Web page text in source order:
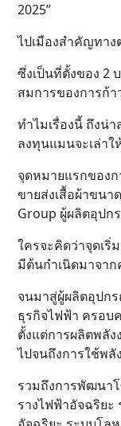
2025”
ไปเมืองสำคัญทาง
ซึ่งเป็นที่ตั้งของ 2
สมการของการก้
ทำไมเรื่องนี้ ถึงน่า
ลงทุนแมนจะเล่าใ
จุดหมายแรกของก
ขายส่งเสื้อผ้าขน
Group ผู้ผลิตอุป
ใครจะคิดว่าจุดเริ่
มีต้นกำเนิดมาจา
จนมาสู่ผู้ผลิตอุปก
ธุรกิจไฟฟ้า ครอบ
ตั้งแต่การผลิตพลัง
ไปจนถึงการใช้พ
รวมถึงการพัฒนา
รางไฟฟ้าอัจฉริย